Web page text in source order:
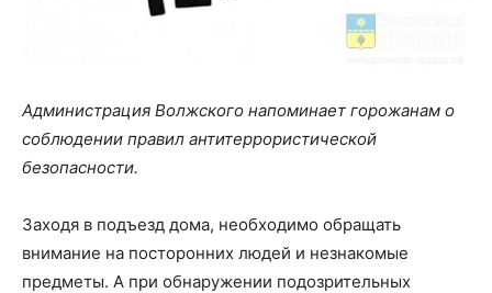
Администрация Волжского напоминает горожанам о
соблюдении правил антитеррористической
безопасности.
Заходя в подъезд дома, необходимо обращать
внимание на посторонних людей и незнакомые
предметы. А при обнаружении подозрительных